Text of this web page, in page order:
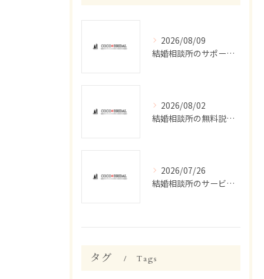
2026/08/09
結婚相談所のサポート方法と実際に受けられる具体的な支援内容を徹底解説
2026/08/02
結婚相談所の無料説明会で津市丸之内で安心して始める婚活準備ガイド
2026/07/26
結婚相談所のサービス評判を徹底調査し失敗しない選び方と実態を解説
タグ Tags